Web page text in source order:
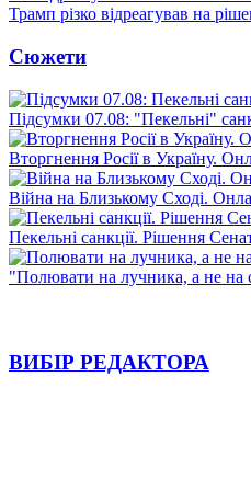
Трамп різко відреагував на
Сюжети
Підсумки 07.08: "Пекельні"
Вторгнення Росії в Україну.
Війна на Близькому Сході.
Пекельні санкції. Рішення
"Полювати на лучника, а не на
ВИБІР РЕДАКТОРА